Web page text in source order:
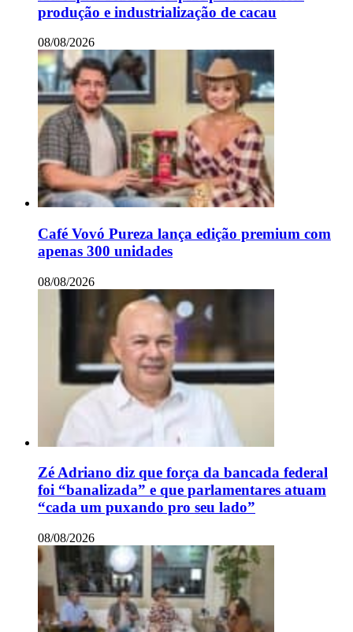
produção e industrialização de cacau
08/08/2026
Café Vovó Pureza lança edição premium com
apenas 300 unidades
08/08/2026
Zé Adriano diz que força da bancada federal
foi “banalizada” e que parlamentares atuam
“cada um puxando pro seu lado”
08/08/2026